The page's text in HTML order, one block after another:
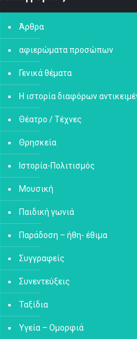
Άρθρα
αφιερώματα προσώπων
Γενικά θέματα
Η ιστορία διαφόρων
Θέατρο / Τέχνες
Θρησκεία
Ιστορία-Πολιτισμός
Μουσική
Παιδική γωνιά
Παράδοση – ήθη- έθιμα
Συγγραφείς
Συνεντεύξεις
Ταξίδια
Υγεία – Ομορφιά